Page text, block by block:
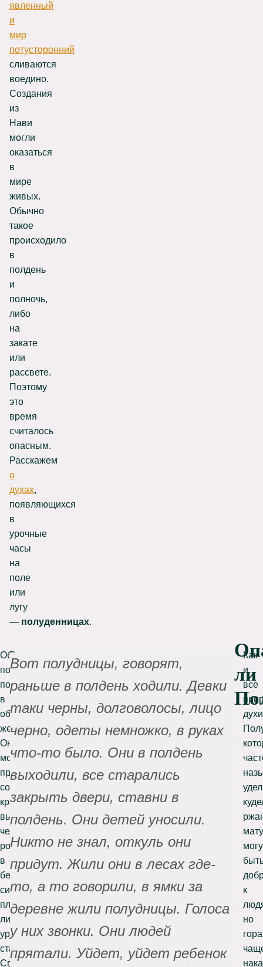
явленный
и
мир
потусторонний
сливаются
воедино.
Создания
из
Нави
могли
оказаться
в
мире
живых.
Обычно
такое
происходило
в
полдень
и
полночь,
либо
на
закате
или
рассвете.
Поэтому
это
время
считалось
опасным.
Расскажем
о
духах,
появляющихся
в
урочные
часы
на
поле
или
лугу
— полуденницах.
Обычно
полуденницы
появляются
в
образе
женщин.
Они
могут
представлять
собой
красавиц
выше
человеческого
роста,
в
белом
сияющем
платье,
либо
уродливых
старух.
Способны
Вооружена
она
огромной
сковородой,
которой,
как
верили,
либо
прикрывает
растения
от
лучей
палящего
солнца,
либо,
наоборот,
жжет
их.
Могли
ей
давать
Вот полудницы, говорят,
раньше в полдень ходили. Девки
таки черны, долговолосы, лицо
черно, одеты немножко, в руках
что-то было. Они в полдень
выходили, все старались
закрыть двери, ставни в
полдень. Они детей уносили.
Никто не знал, откуль они
придут. Жили они в лесах где-
то, а то говорили, в ямки за
деревне жили полудницы. Голоса
у них звонки. Они людей
прятали. Уйдет, уйдет ребенок
ли
Как
и
все
к
но